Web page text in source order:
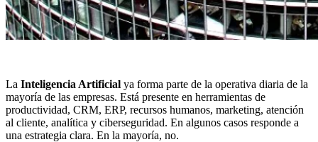
La Inteligencia Artificial ya forma parte de la operativa diaria de la
mayoría de las empresas. Está presente en herramientas de
productividad, CRM, ERP, recursos humanos, marketing, atención
al cliente, analítica y ciberseguridad. En algunos casos responde a
una estrategia clara. En la mayoría, no.